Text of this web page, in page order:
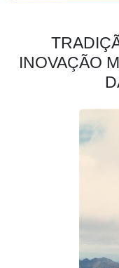
INOVAÇÃO